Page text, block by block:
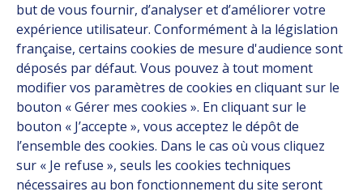
Ressources
À propos
Carrière
Contact
Suivez-nous
Linkedin
but de vous fournir, d’analyser et d’améliorer votre
expérience utilisateur. Conformément à la législation
française, certains cookies de mesure d'audience sont
déposés par défaut. Vous pouvez à tout moment
modifier vos paramètres de cookies en cliquant sur le
bouton « Gérer mes cookies ». En cliquant sur le
bouton « J’accepte », vous acceptez le dépôt de
l’ensemble des cookies. Dans le cas où vous cliquez
sur « Je refuse », seuls les cookies techniques
nécessaires au bon fonctionnement du site seront